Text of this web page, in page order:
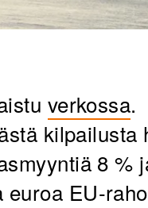
verkossa.
kilpailusta
8 %
EU-